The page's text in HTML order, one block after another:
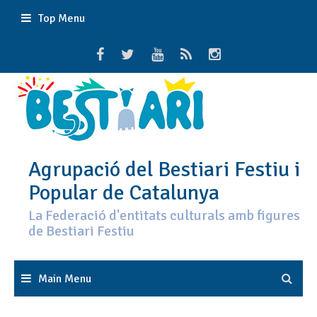
Top Menu
Agrupació del Bestiari Festiu i
Popular de Catalunya
La Federació d'entitats culturals amb figures
de Bestiari Festiu
Main Menu